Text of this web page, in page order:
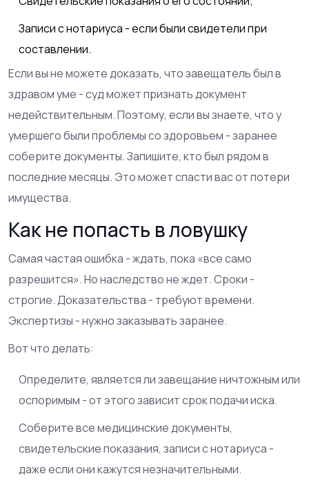
Записи с нотариуса - если были свидетели при
составлении.
Если вы не можете доказать, что завещатель был в
здравом уме - суд может признать документ
недействительным. Поэтому, если вы знаете, что у
умершего были проблемы со здоровьем - заранее
соберите документы. Запишите, кто был рядом в
последние месяцы. Это может спасти вас от потери
имущества.
Как не попасть в ловушку
Самая частая ошибка - ждать, пока «все само
разрешится». Но наследство не ждет. Сроки -
строгие. Доказательства - требуют времени.
Экспертизы - нужно заказывать заранее.
Вот что делать:
Определите, является ли завещание ничтожным или
оспоримым - от этого зависит срок подачи иска.
Соберите все медицинские документы,
свидетельские показания, записи с нотариуса -
даже если они кажутся незначительными.